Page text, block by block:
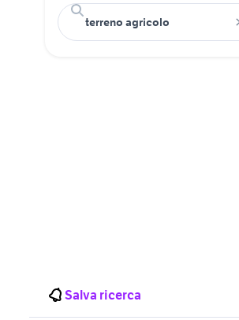
Salva ricerca